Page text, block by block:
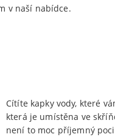
v naší nabídce.
Cítíte kapky vody, které
která je umístěna ve
není to moc příjemný